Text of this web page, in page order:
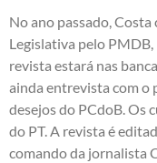
No ano passado, Costa
Legislativa pelo
revista estará nas
ainda entrevista com o
desejos do PCdoB. Os
do PT. A revista é
comando da jornalista